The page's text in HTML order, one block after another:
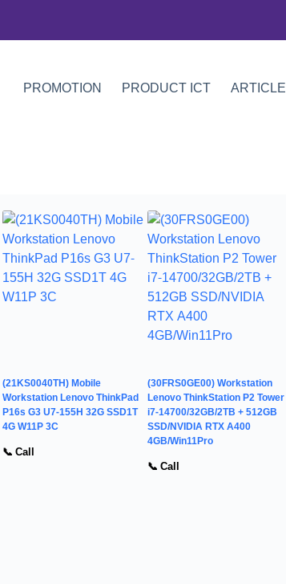
PROMOTION PRODUCT ICT ARTICLE
(21KS0040TH) Mobile
Workstation Lenovo ThinkPad
P16s G3 U7-155H 32G SSD1T
4G W11P 3C
📞 Call
(30FRS0GE00) Workstation
Lenovo ThinkStation P2 Tower
i7-14700/32GB/2TB + 512GB
SSD/NVIDIA RTX A400
4GB/Win11Pro
📞 Call